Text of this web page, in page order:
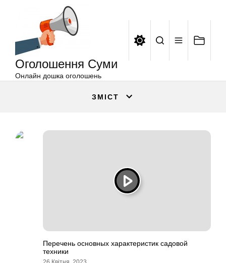
Оголошення Суми
Онлайн дошка оголошень
ЗМІСТ
Перечень основных характеристик садовой
техники